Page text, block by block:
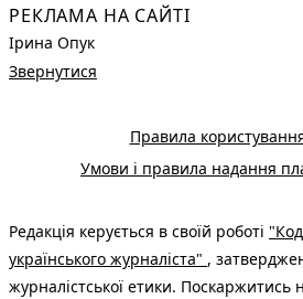
РЕКЛАМА НА САЙТІ
Ірина Опук
Звернутися
Правила
Умови і правила надання
Редакція керується в своїй роботі
українського журналіста" ,
журналістської етики. Поскаржитись